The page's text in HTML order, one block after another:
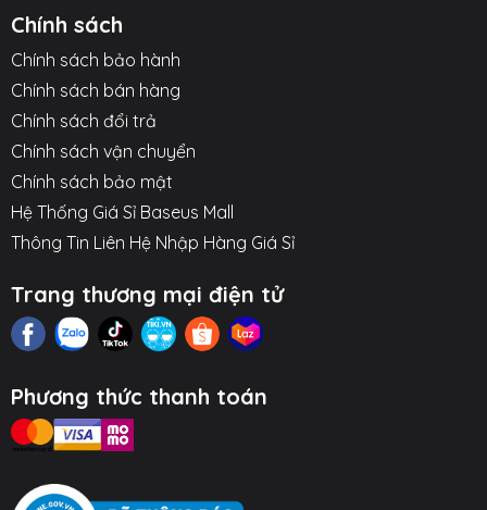
○ Mặt sạc nam châm có thể nâng lên làm giá đỡ điện
thoại.
○ Hỗ trợ sạc không dây công suất cao.
Hình ảnh sản phẩm
Chính sách
Chính sách bảo hành
Chính sách bán hàng
Chính sách đổi trả
Chính sách vận chuyển
Chính sách bảo mật
Hệ Thống Giá Sỉ Baseus Mall
Thông Tin Liên Hệ Nhập Hàng Giá Sỉ
Trang thương mại điện tử
Phương thức thanh toán